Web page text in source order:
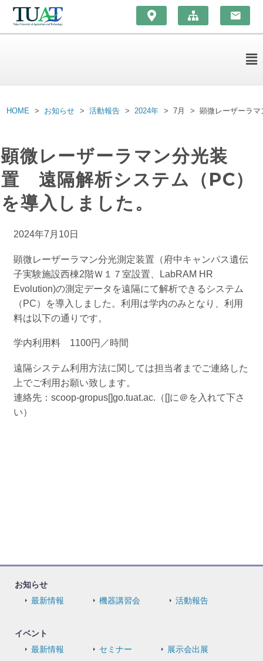
HOME お知らせ 活動報告 2024年 7月 顕微レーザーラ
顕微レーザーラマン分光装
置 遠隔解析システム（PC）
を導入しました。
2024年7月10日
顕微レーザーラマン分光測定装置（府中キャンパス遺伝
子実験施設西棟2階Ｗ１７室設置、LabRAM HR
Evolution)の測定データを遠隔にて解析できるシステム
（PC）を導入しました。利用は学内のみとなり、利用
料は以下の通りです。
学内利用料 1100円／時間
遠隔システム利用方法に関しては担当者までご連絡した
上でご利用お願い致します。
連絡先：scoop-gropus[]go.tuat.ac.（[]に＠を入れて下さ
い）
お知らせ
最新情報 機器講習会 活動報告
イベント
最新情報 セミナー 展示会出展